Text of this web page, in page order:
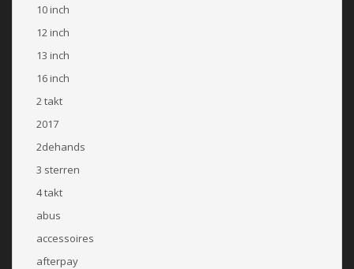
10 inch
12 inch
13 inch
16 inch
2 takt
2017
2dehands
3 sterren
4 takt
abus
accessoires
afterpay